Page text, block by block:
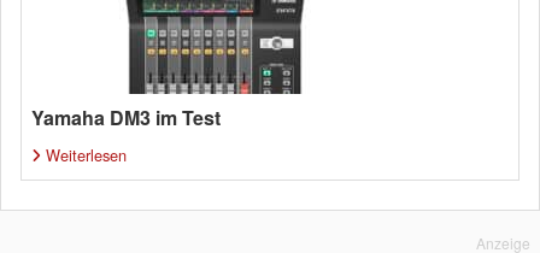
Yamaha DM3 im Test
Weiterlesen
Anzeige